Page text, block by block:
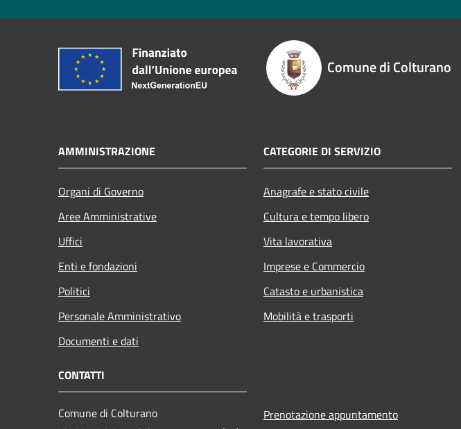
Comune di Colturano
AMMINISTRAZIONE
Organi di Governo
Aree Amministrative
Uffici
Enti e fondazioni
Politici
Personale Amministrativo
Documenti e dati
CATEGORIE DI SERVIZIO
Anagrafe e stato civile
Cultura e tempo libero
Vita lavorativa
Imprese e Commercio
Catasto e urbanistica
Mobilità e trasporti
CONTATTI
Comune di Colturano
Prenotazione appuntamento